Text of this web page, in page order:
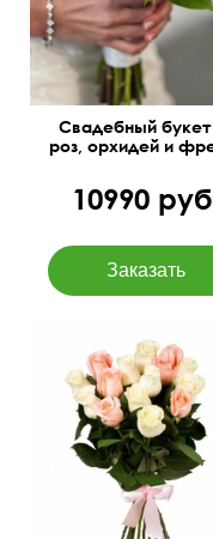
Свадебный букет
роз, орхидей и
10990
Букет-
количество
можно изменить
50 см